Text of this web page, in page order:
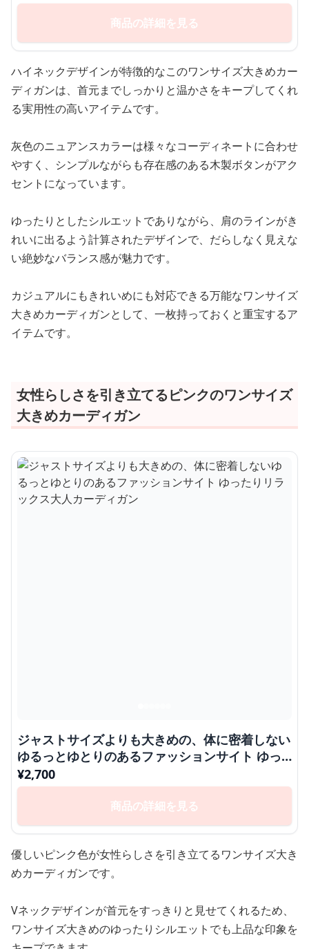
商品の詳細を見る
ハイネックデザインが特徴的なこのワンサイズ大きめカー
ディガンは、首元までしっかりと温かさをキープしてくれ
る実用性の高いアイテムです。
灰色のニュアンスカラーは様々なコーディネートに合わせ
やすく、シンプルながらも存在感のある木製ボタンがアク
セントになっています。
ゆったりとしたシルエットでありながら、肩のラインがき
れいに出るよう計算されたデザインで、だらしなく見えな
い絶妙なバランス感が魅力です。
カジュアルにもきれいめにも対応できる万能なワンサイズ
大きめカーディガンとして、一枚持っておくと重宝するア
イテムです。
女性らしさを引き立てるピンクのワンサイズ
大きめカーディガン
ジャストサイズよりも大きめの、体に密着しない
ゆるっとゆとりのあるファッションサイト ゆっ
たりリラックス大人カーディガン
¥2,700
商品の詳細を見る
優しいピンク色が女性らしさを引き立てるワンサイズ大き
めカーディガンです。
Vネックデザインが首元をすっきりと見せてくれるため、
ワンサイズ大きめのゆったりシルエットでも上品な印象を